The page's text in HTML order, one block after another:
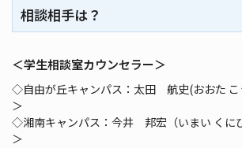
相談相手は？
＜学生相談室カウンセラー＞
◇自由が丘キャンパス：太田 航史(おおた こ
＞
◇湘南キャンパス：今井 邦宏（いまい くに
＞